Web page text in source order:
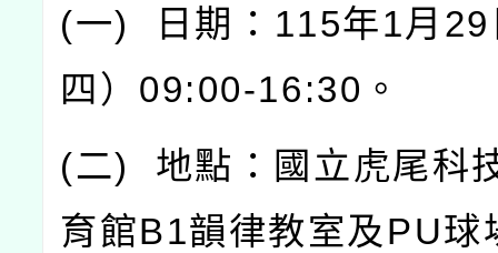
(一) 日期： 115年1月 29
四） 09:00-16:30 。
(二) 地點：國立虎尾科
育館B1韻律教室及PU球